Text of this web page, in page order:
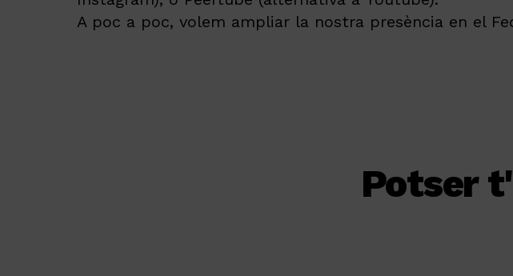
A poc a poc, volem ampliar la nostra presència en el
Potser